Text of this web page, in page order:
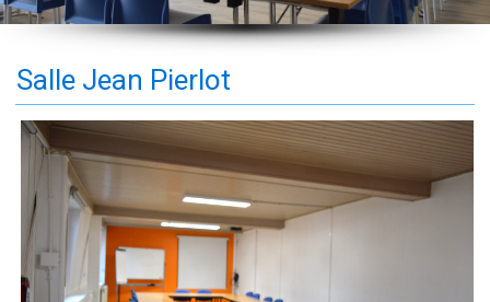
Salle Jean Pierlot